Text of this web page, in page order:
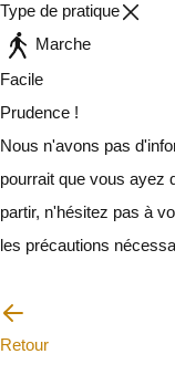
Type de pratique
Marche
Facile
Prudence !
Nous n'avons pas
pourrait que vous ayez
partir, n'hésitez pas à
les précautions
Retour